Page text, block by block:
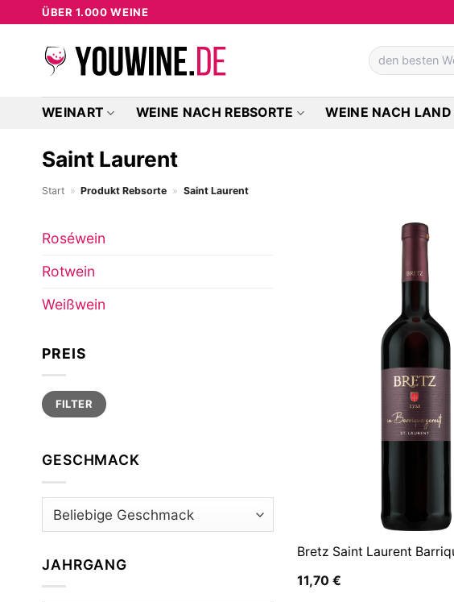
springen
ÜBER 1.000 WEINE
Suchen
nach:
WEINART WEINE NACH REBSORTE WEINE NACH LAND
Saint Laurent
Start » Produkt Rebsorte » Saint Laurent
Roséwein
Rotwein
Weißwein
PREIS
Min.
Preis
Max.
PreisFILTER
GESCHMACK
JAHRGANG
Bretz Saint Laurent
11,70€